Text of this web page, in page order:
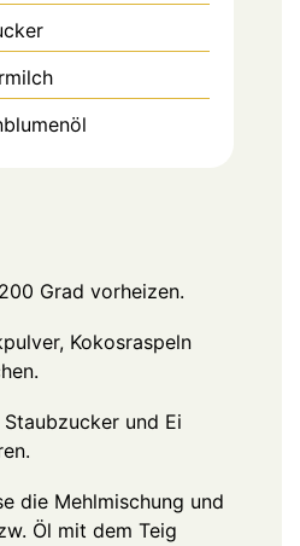
Grad vorheizen.
Kokosraspeln
und Ei
die Mehlmischung und
Öl mit dem Teig